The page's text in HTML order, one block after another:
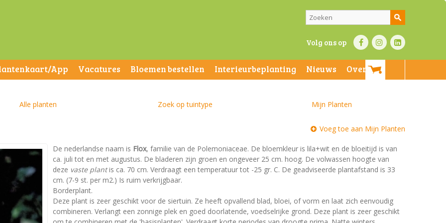
Volg ons op
App Vacatures Bloemen bestellen Interieurbeplanting Nieuws Over ons
Alle planten Zoek op tuintype Mijn Planten
Voeg toe aan Mijn Planten
De nederlandse naam is Flox, familie van de Polemoniaceae. De bloemkleur is lila+wit en de bloeitijd is van
ca. juli tot en met augustus. De bladeren zijn groen en ongeveer 25 cm. hoog. De volwassen hoogte van
deze vaste plantis ca. 70 cm. Verdraagt een temperatuur tot -25 gr. C. De geadviseerde plantafstand is 33
cm. (7-9 st. per m2.) Is ruim verkrijgbaar.
Borderplant.
Deze plant is zeer geschikt voor de siertuin. Ze heeft opvallend blad, bloei, of vorm en laat zich eenvoudig
combineren. Verlangt een zonnige plek en goed doorlatende, voedselrijke grond. Deze plant is zeer geschikt